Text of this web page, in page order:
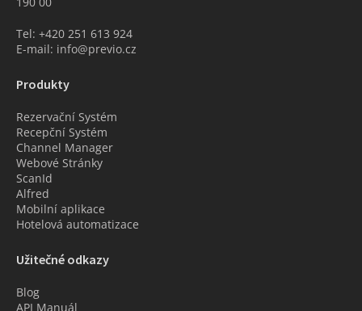
Tel: +420 251 613 924
E-mail: info@previo.cz
Produkty
Rezervační Systém
Recepční Systém
Channel Manager
Webové Stránky
ScanId
Alfred
Mobilní aplikace
Hotelová automatizace
Užitečné odkazy
Blog
API Manuál